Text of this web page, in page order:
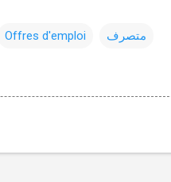
Offres d'emploi متصرف